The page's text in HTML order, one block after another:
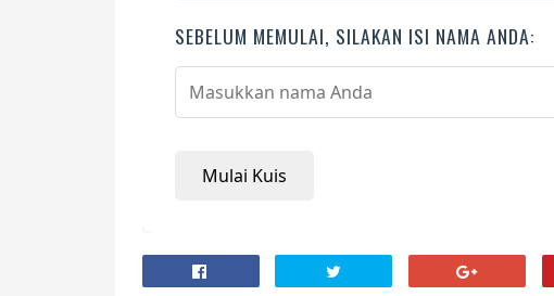
SEBELUM MEMULAI, SILAKAN ISI NAMA ANDA:
Mulai Kuis